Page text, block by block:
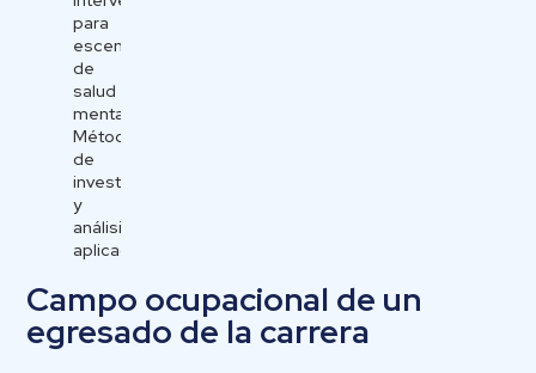
para
escenarios
de
salud
mental.
Métodos
de
investigación
y
análisis
aplicado.
Campo ocupacional de un
egresado de la carrera